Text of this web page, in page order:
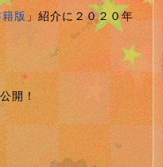
版」紹介に２０２０年
開！